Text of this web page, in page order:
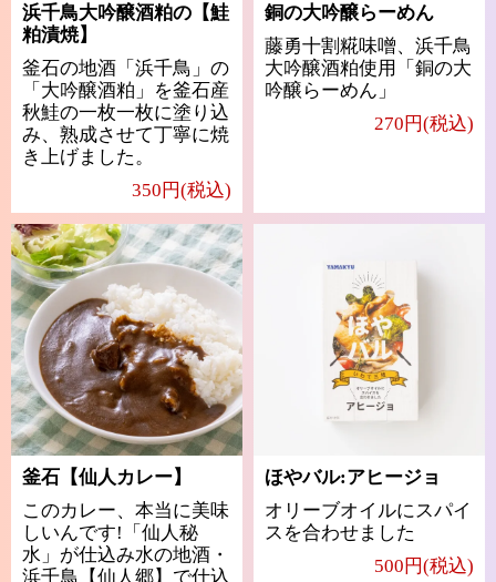
浜千鳥大吟醸酒粕の【鮭
粕漬焼】
釜石の地酒「浜千鳥」の
「大吟醸酒粕」を釜石産
秋鮭の一枚一枚に塗り込
み、熟成させて丁寧に焼
き上げました。
350円(税込)
銅の大吟醸らーめん
藤勇十割糀味噌、浜千鳥
大吟醸酒粕使用「銅の大
吟醸らーめん」
270円(税込)
釜石【仙人カレー】
このカレー、本当に美味
しいんです!「仙人秘
水」が仕込み水の地酒・
浜千鳥【仙人郷】で仕込
ほやバル:アヒージョ
オリーブオイルにスパイ
スを合わせました
500円(税込)